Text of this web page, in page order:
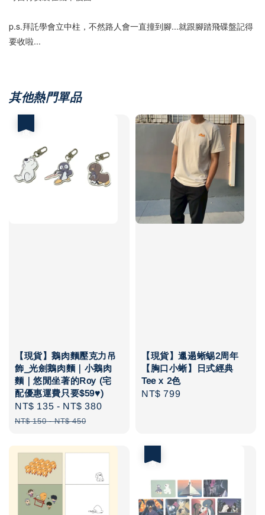
p.s.拜託學會立中柱，不然路人會一直撞到腳...就跟腳踏飛碟盤記得
要收啦...
其他熱門單品
【現貨】鵝肉麵壓克力吊
飾_光劍鵝肉麵｜小鵝肉
麵｜悠閒坐著的Roy (宅
配優惠運費只要$59♥️)
Sale
price
NT$ 135 - NT$ 380
NT$ 150-NT$ 450
【現貨】邋遢蜥蜴2周年
【胸口小蜥】日式經典
Tee x 2色
Regular
NT$ 799